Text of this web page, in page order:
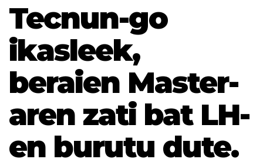
Tecnun-go
ikasleek,
beraien Master-
aren zati bat LH-
en burutu dute.